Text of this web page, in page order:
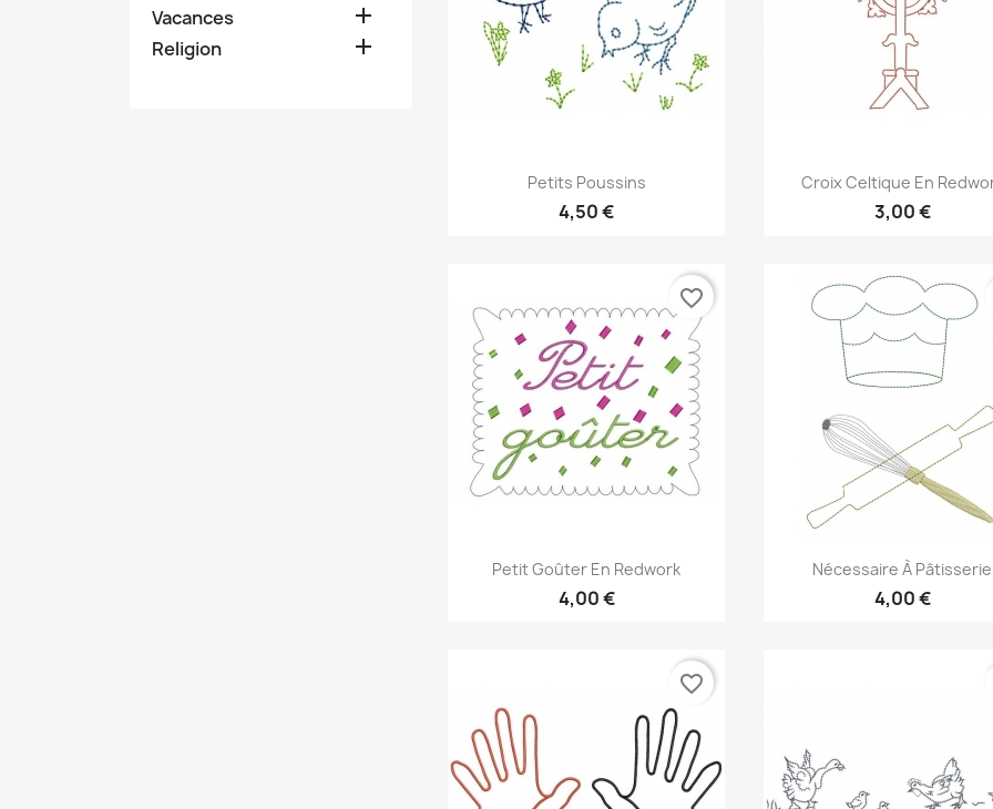
Vacances

Religion 
Aperçu rapide
Petits Poussins
4,50 €
Aperçu rapide
Croix Celtique En
3,00 €
Aperçu rapide
Petit Goûter En Redwork
4,00 €
favorite_border
Aperçu rapide
Nécessaire À Pâtisserie
4,00 €
favorite_border